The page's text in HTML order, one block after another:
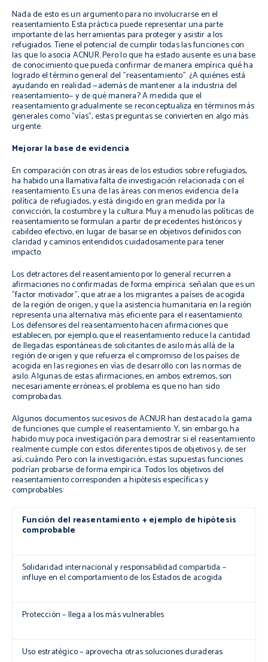
Nada de esto es un argumento para no involucrarse en el
reasentamiento. Esta práctica puede representar una parte
importante de las herramientas para proteger y asistir a los
refugiados. Tiene el potencial de cumplir todas las funciones con
las que lo asocia ACNUR. Pero lo que ha estado ausente es una base
de conocimiento que pueda confirmar de manera empírica qué ha
logrado el término general del "reasentamiento". ¿A quiénes está
ayudando en realidad —además de mantener a la industria del
reasentamiento— y de qué manera? A medida que el
reasentamiento gradualmente se reconceptualiza en términos más
generales como "vías", estas preguntas se convierten en algo más
urgente.
Mejorar la base de evidencia
En comparación con otras áreas de los estudios sobre refugiados,
ha habido una llamativa falta de investigación relacionada con el
reasentamiento. Es una de las áreas con menos evidencia de la
política de refugiados, y está dirigido en gran medida por la
convicción, la costumbre y la cultura. Muy a menudo las políticas de
reasentamiento se formulan a partir de precedentes históricos y
cabildeo efectivo, en lugar de basarse en objetivos definidos con
claridad y caminos entendidos cuidadosamente para tener
impacto.
Los detractores del reasentamiento por lo general recurren a
afirmaciones no confirmadas de forma empírica: señalan que es un
"factor motivador", que atrae a los migrantes a países de acogida
de la región de origen, y que la asistencia humanitaria en la región
representa una alternativa más eficiente para el reasentamiento.
Los defensores del reasentamiento hacen afirmaciones que
establecen, por ejemplo, que el reasentamiento reduce la cantidad
de llegadas espontáneas de solicitantes de asilo más allá de la
región de origen y que refuerza el compromiso de los países de
acogida en las regiones en vías de desarrollo con las normas de
asilo. Algunas de estas afirmaciones, en ambos extremos, son
necesariamente erróneas; el problema es que no han sido
comprobadas.
Algunos documentos sucesivos de ACNUR han destacado la gama
de funciones que cumple el reasentamiento. Y, sin embargo, ha
habido muy poca investigación para demostrar si el reasentamiento
realmente cumple con estos diferentes tipos de objetivos y, de ser
así, cuándo. Pero con la investigación, estas supuestas funciones
podrían probarse de forma empírica. Todos los objetivos del
reasentamiento corresponden a hipótesis específicas y
comprobables:
Función del reasentamiento +ejemplo de hipótesis
comprobable
Solidaridad internacional y responsabilidad compartida –
influye en el comportamiento de los Estados de acogida
Protección –llega a los más vulnerables
Uso estratégico – aprovecha otras soluciones duraderas